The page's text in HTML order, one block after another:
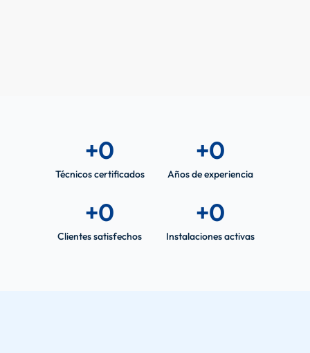
Técnicos certificados
+0
Años de experiencia
+0
Clientes satisfechos
+0
Instalaciones activas
+0